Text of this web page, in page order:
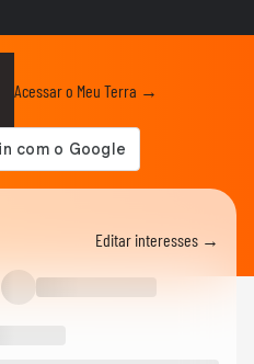
anos viraliza após virar
durante...
não é ‘louco’ de brigar com
‘Quero...
tranquiliza fãs após
grandes...
Acessar o Meu Terra →
Editar interesses →